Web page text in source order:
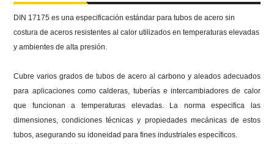
DIN 17175 es una especificación estándar para tubos de acero sin
costura de aceros resistentes al calor utilizados en temperaturas elevadas
y ambientes de alta presión.
Cubre varios grados de tubos de acero al carbono y aleados adecuados
para aplicaciones como calderas, tuberías e intercambiadores de calor
que funcionan a temperaturas elevadas. La norma especifica las
dimensiones, condiciones técnicas y propiedades mecánicas de estos
tubos, asegurando su idoneidad para fines industriales específicos.